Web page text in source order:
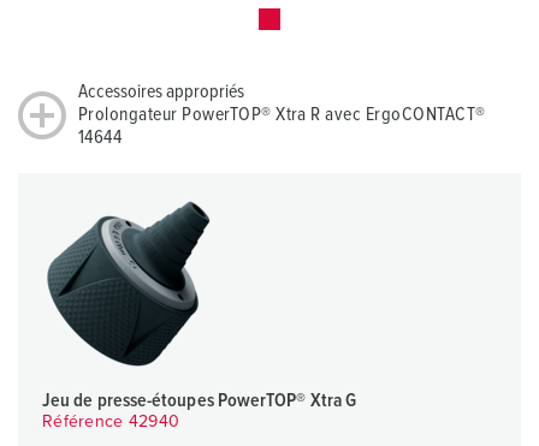
Accessoires appropriés
Prolongateur PowerTOP® Xtra R avec ErgoCONTACT®
14644
Jeu de presse-étoupes PowerTOP® Xtra G
Référence 42940